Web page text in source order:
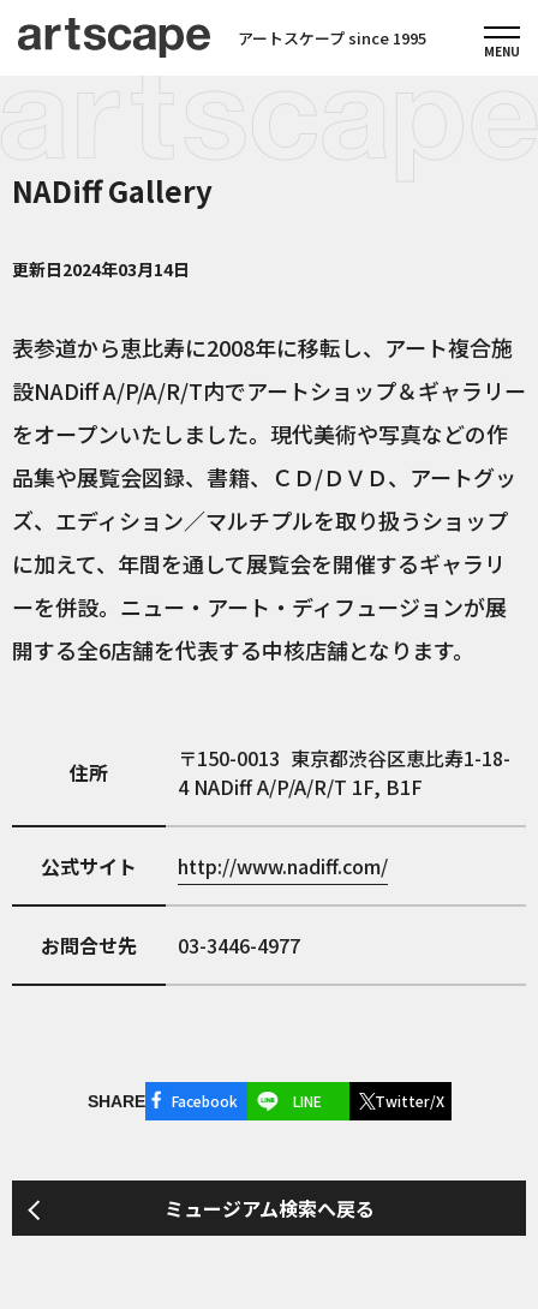
アートスケープ since 1995
NADiff Gallery
更新日2024年03月14日
表参道から恵比寿に2008年に移転し、アート複合施
設NADiff A/P/A/R/T内でアートショップ＆ギャラリー
をオープンいたしました。現代美術や写真などの作
品集や展覧会図録、書籍、ＣＤ/ＤＶＤ、アートグッ
ズ、エディション／マルチプルを取り扱うショップ
に加えて、年間を通して展覧会を開催するギャラリ
ーを併設。ニュー・アート・ディフュージョンが展
開する全6店舗を代表する中核店舗となります。
住所 150-0013 東京都渋谷区恵比寿1-18-
4 NADiff A/P/A/R/T 1F, B1F
公式サイト http://www.nadiff.com/
お問合せ先 03-3446-4977
SHARE Facebook LINE Twitter/X
ミュージアム検索へ戻る